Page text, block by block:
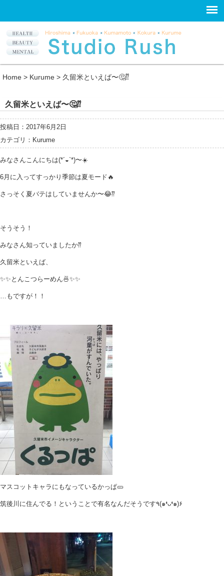
Home > Kurume > 久留米といえば〜🤔⁇
久留米といえば〜🤔⁇
投稿日：2017年6月2日
カテゴリ： Kurume
みなさんこんにちは(*´◒`*)〜☀️
6月に入ってすっかり季節は夏モード🔥
さっそく夏バテはしていませんか〜😂⁇
そうそう！
みなさん知っていましたか⁇
久留米といえば、
✨✨とんこつらーめん🍜✨✨
…もですが！！
マスコットキャラにもなっているかっぱ🥒
筑後川に住んでる！ということで有名なんだそうです٩(๑❛ᴗ❛๑)۶